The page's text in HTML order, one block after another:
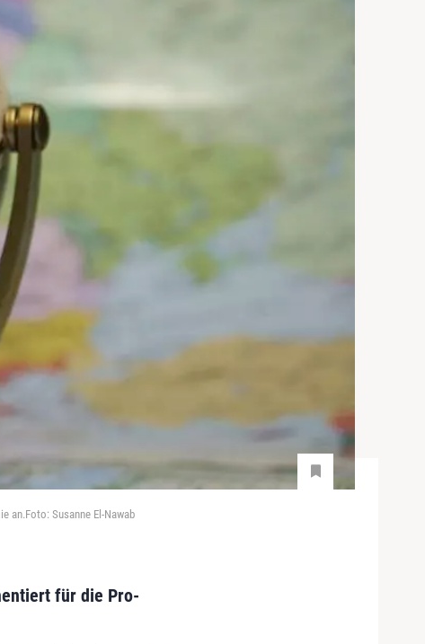
an.Foto: Susanne El-Nawab
für die Pro-